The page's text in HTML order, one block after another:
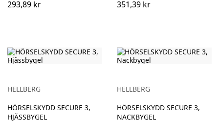
293,89 kr 351,39 kr
HELLBERG
HÖRSELSKYDD SECURE 3,
HJÄSSBYGEL
HELLBERG
HÖRSELSKYDD SECURE 3,
NACKBYGEL